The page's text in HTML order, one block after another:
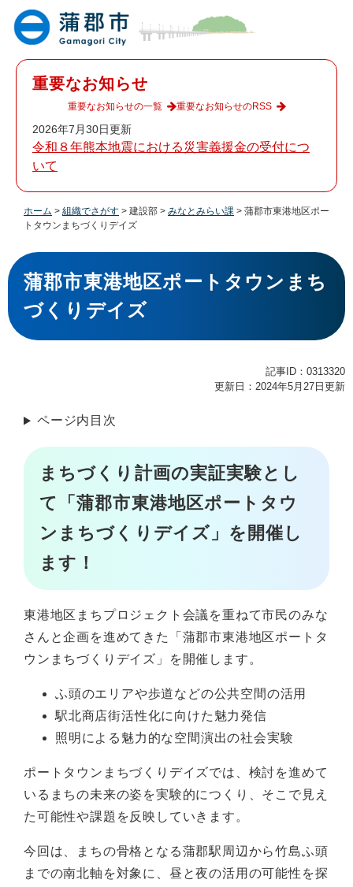
重要なお知らせ
2026年7月30日更新
令和８年熊本地震における災害義援金の受付につ
いて
重要なお知らせの一覧 重要なお知らせのRSS
ホーム > 組織でさがす > 建設部 > みなとみらい課 > 蒲郡市東港地区ポー
トタウンまちづくりデイズ
本
文
蒲郡市東港地区ポートタウンまち
づくりデイズ
記事ID：0313320
更新日：2024年5月27日更新
ページ内目次
まちづくり計画の実証実験とし
て「蒲郡市東港地区ポートタウ
ンまちづくりデイズ」を開催し
ます！
東港地区まちプロジェクト会議を重ねて市民のみな
さんと企画を進めてきた「蒲郡市東港地区ポートタ
ウンまちづくりデイズ」を開催します。
ふ頭のエリアや歩道などの公共空間の活用
駅北商店街活性化に向けた魅力発信
照明による魅力的な空間演出の社会実験
ポートタウンまちづくりデイズでは、検討を進めて
いるまちの未来の姿を実験的につくり、そこで見え
た可能性や課題を反映していきます。
今回は、まちの骨格となる蒲郡駅周辺から竹島ふ頭
までの南北軸を対象に、昼と夜の活用の可能性を探